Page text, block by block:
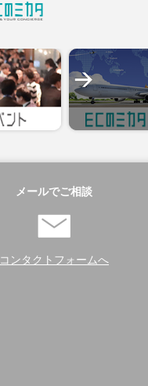
メールでご相談
コンタクトフォームへ